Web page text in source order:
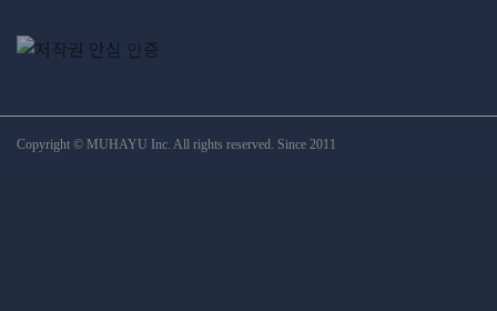
Copyright © MUHAYU Inc. All rights reserved. Since 2011